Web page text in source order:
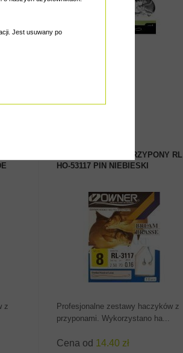
Jest usuwany po
z
OWNER GOTOWE PRZYPONY RL
HO-53117 PIN NIEBIESKI
ZOBACZ PRODUKT
Profesjonalne zestawy haczyków z
przyponami. Wykorzystano ha...
Cena od 14.40 zł